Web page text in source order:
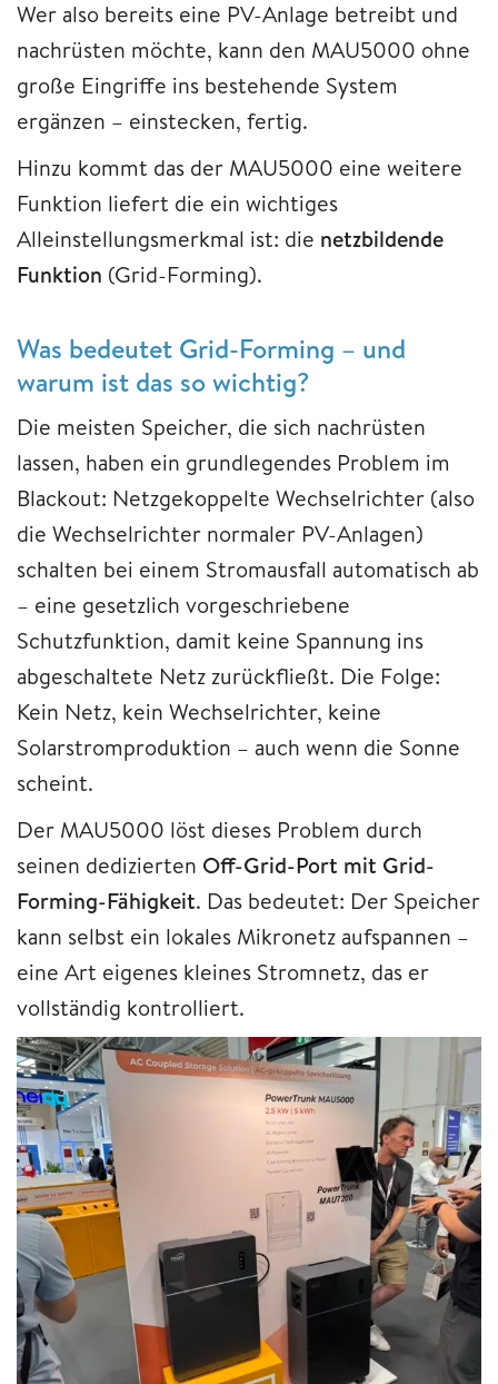
Wer also bereits eine PV-Anlage betreibt und
nachrüsten möchte, kann den MAU5000 ohne
große Eingriffe ins bestehende System
ergänzen – einstecken, fertig.
Hinzu kommt das der MAU5000 eine weitere
Funktion liefert die ein wichtiges
Alleinstellungsmerkmal ist: die netzbildende
Funktion (Grid-Forming).
Was bedeutet Grid-Forming – und
warum ist das so wichtig?
Die meisten Speicher, die sich nachrüsten
lassen, haben ein grundlegendes Problem im
Blackout: Netzgekoppelte Wechselrichter (also
die Wechselrichter normaler PV-Anlagen)
schalten bei einem Stromausfall automatisch ab
– eine gesetzlich vorgeschriebene
Schutzfunktion, damit keine Spannung ins
abgeschaltete Netz zurückfließt. Die Folge:
Kein Netz, kein Wechselrichter, keine
Solarstromproduktion – auch wenn die Sonne
scheint.
Der MAU5000 löst dieses Problem durch
seinen dedizierten Off-Grid-Port mit Grid-
Forming-Fähigkeit. Das bedeutet: Der Speicher
kann selbst ein lokales Mikronetz aufspannen –
eine Art eigenes kleines Stromnetz, das er
vollständig kontrolliert.